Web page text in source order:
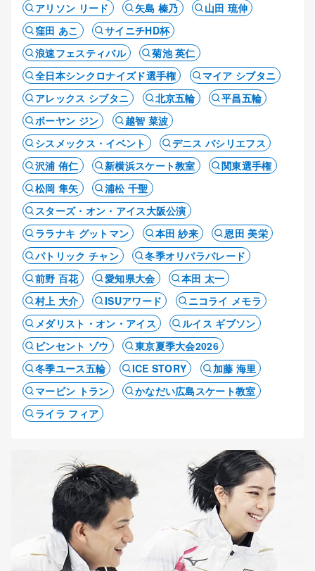
アリソン リード
矢島 榛乃
山田 琉伸
窪田 あこ
サイニチHD杯
浪速フェスティバル
菊池 英仁
全日本シンクロナイズド選手権
マイア シブタニ
アレックス シブタニ
北京五輪
平昌五輪
ボーヤン ジン
越智 菜波
シスメックス・イベント
デニス バシリエフス
沢浦 侑仁
新横浜スケート教室
関東選手権
松岡 隼矢
浦松 千聖
スターズ・オン・アイス大阪公演
ララナキ グットマン
本田 紗来
恩田 美栄
パトリック チャン
冬季オリパラパレード
前野 百花
愛知県大会
本田 太一
村上 大介
ISUアワード
ニコライ メモラ
メダリスト・オン・アイス
ルイス ギブソン
ビンセント ゾウ
東京夏季大会2026
冬季ユース五輪
ICE STORY
加藤 海里
マービン トラン
かなだい広島スケート教室
ライラ フィア